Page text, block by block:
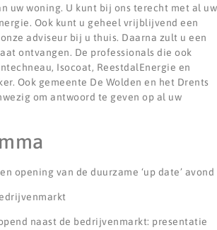
uw woning. U kunt bij ons terecht met al uw
Ook kunt u geheel vrijblijvend een
adviseur bij u thuis. Daarna zult u een
ontvangen. De professionals die ook
Isocoat, ReestdalEnergie en
Ook gemeente De Wolden en het Drents
om antwoord te geven op al uw
van de duurzame ‘up date’ avond
naast de bedrijvenmarkt: presentatie